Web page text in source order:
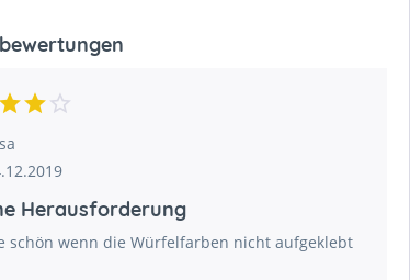
Herausforderung
schön wenn die Würfelfarben nicht aufgeklebt